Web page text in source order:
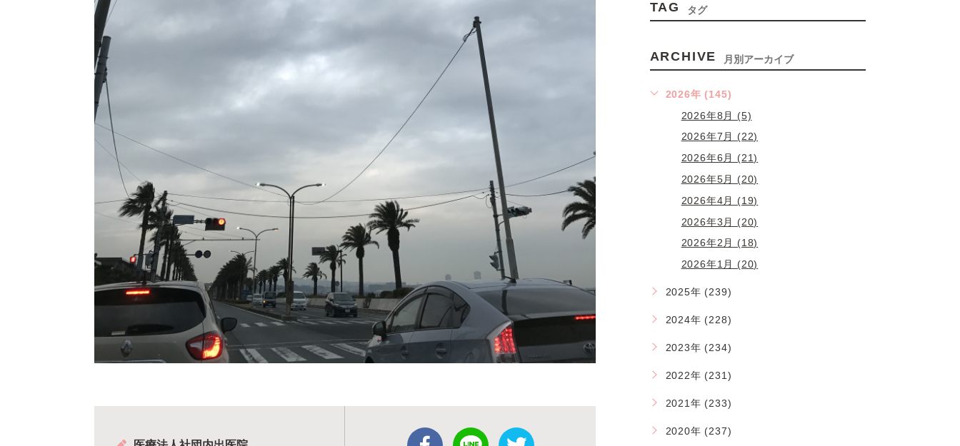
TAG タグ
ARCHIVE 月別アーカイブ
2026年 (145)
2026年8月 (5)
2026年7月 (22)
2026年6月 (21)
2026年5月 (20)
2026年4月 (19)
2026年3月 (20)
2026年2月 (18)
2026年1月 (20)
2025年 (239)
2024年 (228)
2023年 (234)
2022年 (231)
2021年 (233)
2020年 (237)